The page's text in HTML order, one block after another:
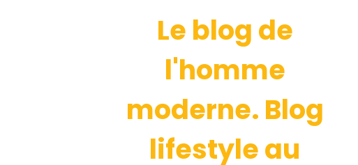
Le blog de
l'homme
moderne. Blog
lifestyle au